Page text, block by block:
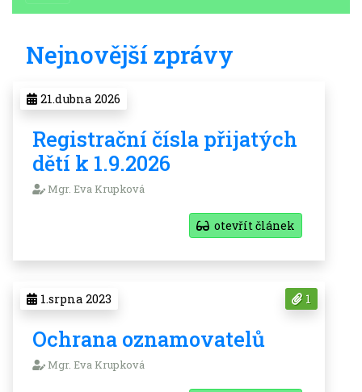
Nejnovější zprávy
21.dubna 2026
Registrační čísla přijatých
dětí k 1.9.2026
Mgr. Eva Krupková
otevřít článek
1
1.srpna 2023
Ochrana oznamovatelů
Mgr. Eva Krupková